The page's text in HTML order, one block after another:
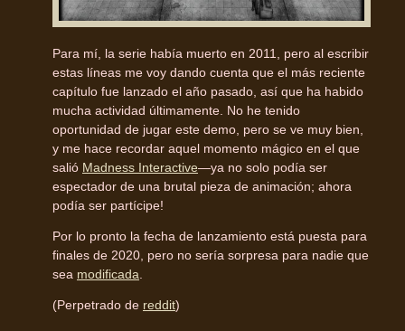
Para mí, la serie había muerto en 2011, pero al escribir
estas líneas me voy dando cuenta que el más reciente
capítulo fue lanzado el año pasado, así que ha habido
mucha actividad últimamente. No he tenido
oportunidad de jugar este demo, pero se ve muy bien,
y me hace recordar aquel momento mágico en el que
salió Madness Interactive—ya no solo podía ser
espectador de una brutal pieza de animación; ahora
podía ser partícipe!
Por lo pronto la fecha de lanzamiento está puesta para
finales de 2020, pero no sería sorpresa para nadie que
sea modificada.
(Perpetrado de reddit)